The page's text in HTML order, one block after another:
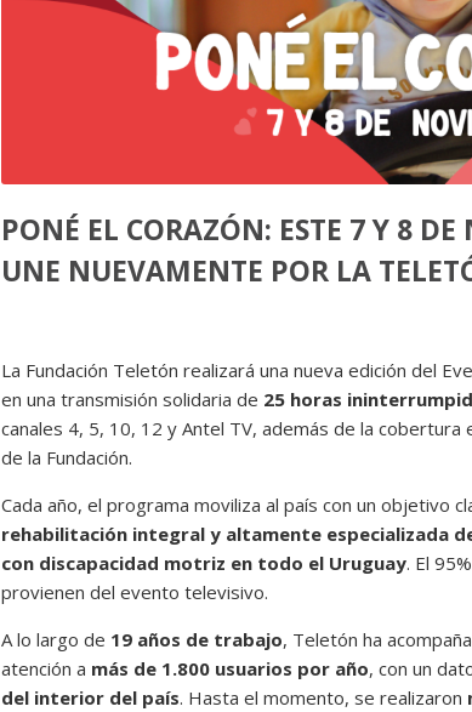
PONÉ EL CORAZÓN: ESTE 7 Y 8
UNE NUEVAMENTE POR LA
La Fundación Teletón realizará una nueva edición del
en una transmisión solidaria de 25 horas
canales 4, 5, 10, 12 y Antel TV, además de la
de la Fundación.
Cada año, el programa moviliza al país con un objetivo
rehabilitación integral y altamente especializada
con discapacidad motriz en todo el Uruguay. El
provienen del evento televisivo.
A lo largo de 19 años de trabajo, Teletón ha
atención a más de 1.800 usuarios por año, con un
del interior del país. Hasta el momento, se realizaron